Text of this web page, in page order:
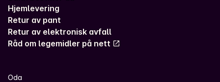
Hjemlevering
Retur av pant
Retur av elektronisk avfall
Råd om legemidler på nett
Oda